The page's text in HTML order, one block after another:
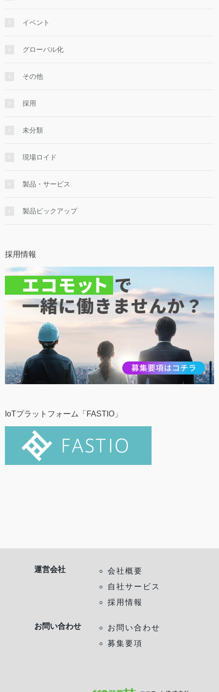
イベント
グローバル化
その他
採用
未分類
現場ロイド
製品・サービス
製品ピックアップ
採用情報
IoTプラットフォーム「FASTIO」
運営会社
会社概要
自社サービス
採用情報
お問い合わせ
お問い合わせ
募集要項